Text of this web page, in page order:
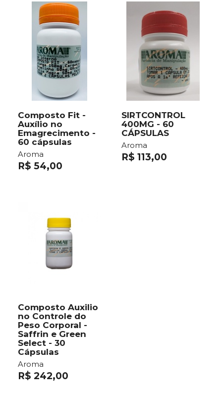
Composto Fit -
Auxílio no
Emagrecimento -
60 cápsulas
Aroma
R$ 54,00
SIRTCONTROL
400MG - 60
CÁPSULAS
Aroma
R$ 113,00
Composto Auxilio
no Controle do
Peso Corporal -
Saffrin e Green
Select - 30
Cápsulas
Aroma
R$ 242,00